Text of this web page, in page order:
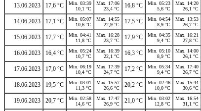
13.06.2023 17,6 °C
Min. 03:39
10,1 °C
Max. 17:06
23,4 °C
16,8 °C
Min. 05:23
5,6 °C
Max. 14:20
26,1 °C
14.06.2023 17,1 °C
Min. 05:07
10,6 °C
Max. 14:55
22,9 °C
17,5 °C
Min. 04:54
8,9 °C
Max. 13:53
26,7 °C
15.06.2023 17,7 °C
Min. 04:41
11,8 °C
Max. 16:28
23,7 °C
17,9 °C
Min. 04:35
9,4 °C
Max. 16:21
27,8 °C
16.06.2023 16,4 °C
Min. 05:24
10,7 °C
Max. 16:39
22,1 °C
16,3 °C
Min. 05:10
8,9 °C
Max. 14:00
26,1 °C
17.06.2023 17,0 °C
Min. 06:19
10,4 °C
Max. 17:39
24,7 °C
17,2 °C
Min. 05:34
9,4 °C
Max. 17:40
26,7 °C
18.06.2023 19,5 °C
Min. 03:01
11,3 °C
Max. 15:57
26,6 °C
20,2 °C
Min. 02:46
10,0 °C
Max. 15:44
30,6 °C
19.06.2023 20,7 °C
Min. 02:58
14,6 °C
Max. 17:47
26,9 °C
21,0 °C
Min. 03:02
12,8 °C
Max. 16:54
31,1 °C